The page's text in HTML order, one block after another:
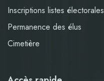
Inscriptions listes électorales
Permanence des élus
Cimetière